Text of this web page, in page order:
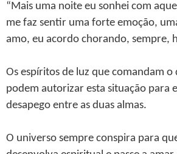
“Mais uma noite eu sonhei com
me faz sentir uma forte emoção,
amo, eu acordo chorando, sempre,
Os espíritos de luz que comandam o
podem autorizar esta situação para
desapego entre as duas almas.
O universo sempre conspira para